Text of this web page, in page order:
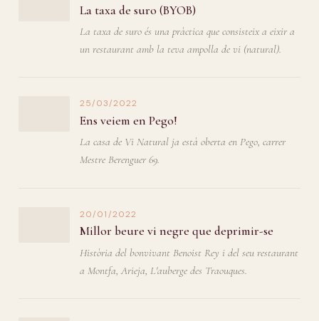
La taxa de suro (BYOB)
La taxa de suro és una pràctica que consisteix a eixir a
un restaurant amb la teva ampolla de vi (natural).
25/03/2022
Ens veiem en Pego!
La casa de Vi Natural ja està oberta en Pego, carrer
Mestre Berenguer 69.
20/01/2022
Millor beure vi negre que deprimir-se
Història del bonvivant Benoist Rey i del seu restaurant
a Montfa, Arieja, L'auberge des Traouques.